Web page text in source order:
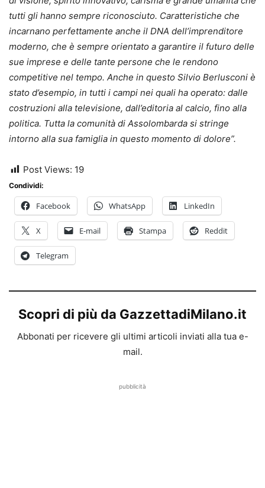
tutti gli hanno sempre riconosciuto. Caratteristiche che
incarnano perfettamente anche il DNA dell’imprenditore
moderno, che è sempre orientato a garantire il futuro delle
sue imprese e delle tante persone che le rendono
competitive nel tempo. Anche in questo Silvio Berlusconi è
stato d’esempio, in tutti i campi nei quali ha operato: dalle
costruzioni alla televisione, dall’editoria al calcio, fino alla
politica. Tutta la comunità di Assolombarda si stringe
intorno alla sua famiglia in questo momento di dolore”.
Post Views: 19
Condividi:
Facebook WhatsApp LinkedIn
X E-mail Stampa Reddit
Telegram
Scopri di più da GazzettadiMilano.it
Abbonati per ricevere gli ultimi articoli inviati alla tua e-
mail.
pubblicità